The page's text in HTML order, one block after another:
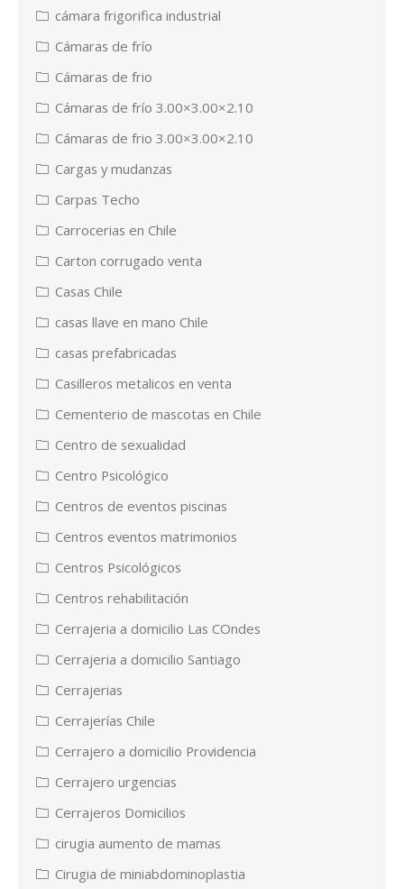
cámara frigorifica industrial
Cámaras de frío
Cámaras de frio
Cámaras de frío 3.00×3.00×2.10
Cámaras de frio 3.00×3.00×2.10
Cargas y mudanzas
Carpas Techo
Carrocerias en Chile
Carton corrugado venta
Casas Chile
casas llave en mano Chile
casas prefabricadas
Casilleros metalicos en venta
Cementerio de mascotas en Chile
Centro de sexualidad
Centro Psicológico
Centros de eventos piscinas
Centros eventos matrimonios
Centros Psicológicos
Centros rehabilitación
Cerrajeria a domicilio Las COndes
Cerrajeria a domicilio Santiago
Cerrajerias
Cerrajerías Chile
Cerrajero a domicilio Providencia
Cerrajero urgencias
Cerrajeros Domicilios
cirugia aumento de mamas
Cirugia de miniabdominoplastia